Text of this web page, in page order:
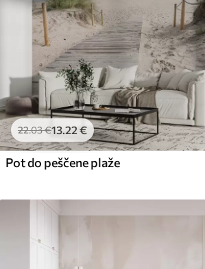
22.03€13.22€
Pot do peščene plaže